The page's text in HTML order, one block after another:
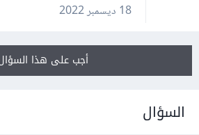
18 ديسمبر 2022
أجب على هذا السؤال
السؤال